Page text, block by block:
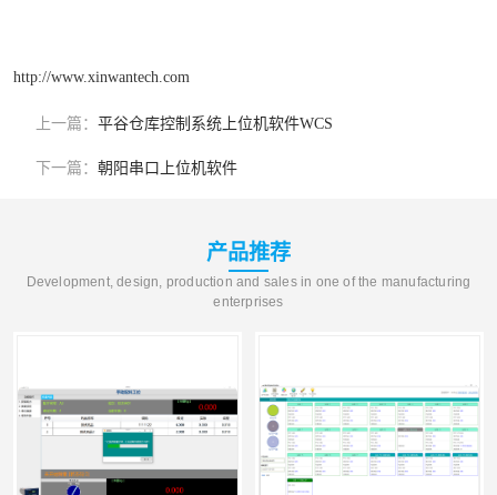
http://www.xinwantech.com
上一篇： 平谷仓库控制系统上位机软件WCS
下一篇： 朝阳串口上位机软件
产品推荐
Development, design, production and sales in one of the manufacturing
enterprises